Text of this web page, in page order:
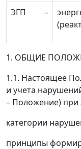
ЭГП –
1. ОБЩИЕ
1.1. Настоящее
и учета
– Положение) при
категории
принципы